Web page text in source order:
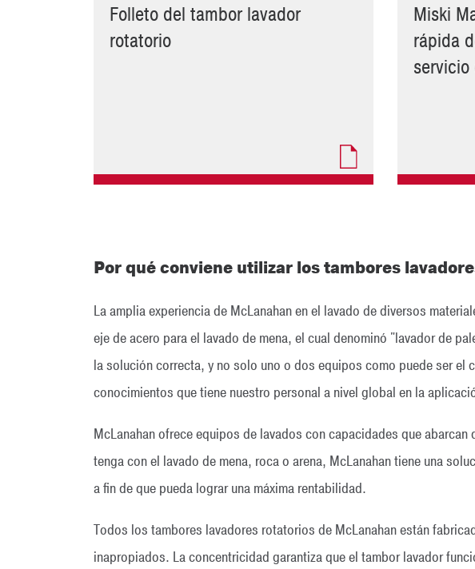
Folleto del tambor lavador
rotatorio
Miski
rápida
Por qué conviene utilizar los tambores
La amplia experiencia de McLanahan en el lavado de diversos
eje de acero para el lavado de mena, el cual denominó "lavador de
la solución correcta, y no solo uno o dos equipos como puede ser
conocimientos que tiene nuestro personal a nivel global en la
McLanahan ofrece equipos de lavados con capacidades que
tenga con el lavado de mena, roca o arena, McLanahan tiene una
a fin de que pueda lograr una máxima rentabilidad.
Todos los tambores lavadores rotatorios de McLanahan están
inapropiados. La concentricidad garantiza que el tambor lavador